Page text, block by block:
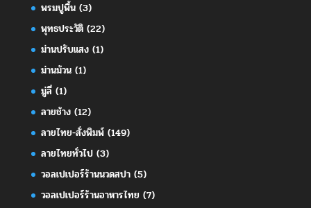
พรมปูพื้น(3)
พุทธประวัติ(22)
ม่านปรับแสง(1)
ม่านม้วน(1)
มู่ลี่(1)
ลายช้าง(12)
ลายไทย-สั่งพิมพ์(149)
ลายไทยทั่วไป(3)
วอลเปเปอร์ร้านนวดสปา(5)
วอลเปเปอร์ร้านอาหารไทย (7)